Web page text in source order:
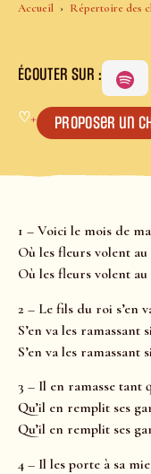
Accueil Répertoire des
ÉCOUTER SUR :
♡+ Proposer un
1 – Voici le mois de
Où les fleurs volent
Où les fleurs volent
2 – Le fils du roi s’en
S’en va les
S’en va les
3 – Il en ramasse tant
Qu’il en remplit ses
Qu’il en remplit ses
4 – Il les porte à sa